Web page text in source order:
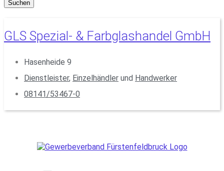
Suchen
GLS Spezial- & Farbglashandel GmbH
Hasenheide 9
Dienstleister, Einzelhändler und Handwerker
08141/53467-0